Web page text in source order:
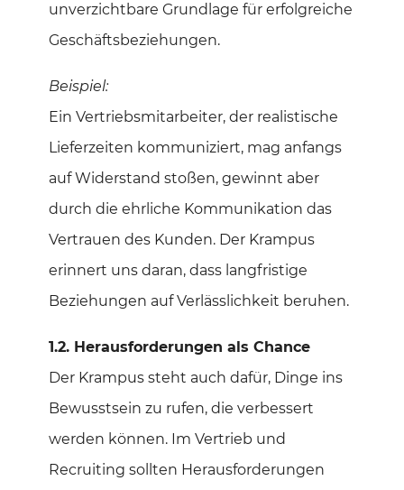
unverzichtbare Grundlage für erfolgreiche
Geschäftsbeziehungen.
Beispiel:
Ein Vertriebsmitarbeiter, der realistische
Lieferzeiten kommuniziert, mag anfangs
auf Widerstand stoßen, gewinnt aber
durch die ehrliche Kommunikation das
Vertrauen des Kunden. Der Krampus
erinnert uns daran, dass langfristige
Beziehungen auf Verlässlichkeit beruhen.
1.2. Herausforderungen als Chance
Der Krampus steht auch dafür, Dinge ins
Bewusstsein zu rufen, die verbessert
werden können. Im Vertrieb und
Recruiting sollten Herausforderungen